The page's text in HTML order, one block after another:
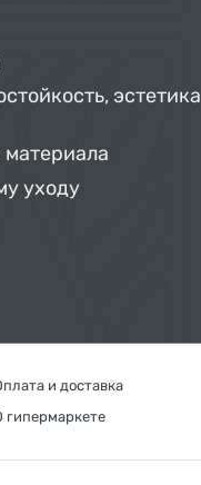
эстетика
материала
уходу
и доставка
гипермаркете